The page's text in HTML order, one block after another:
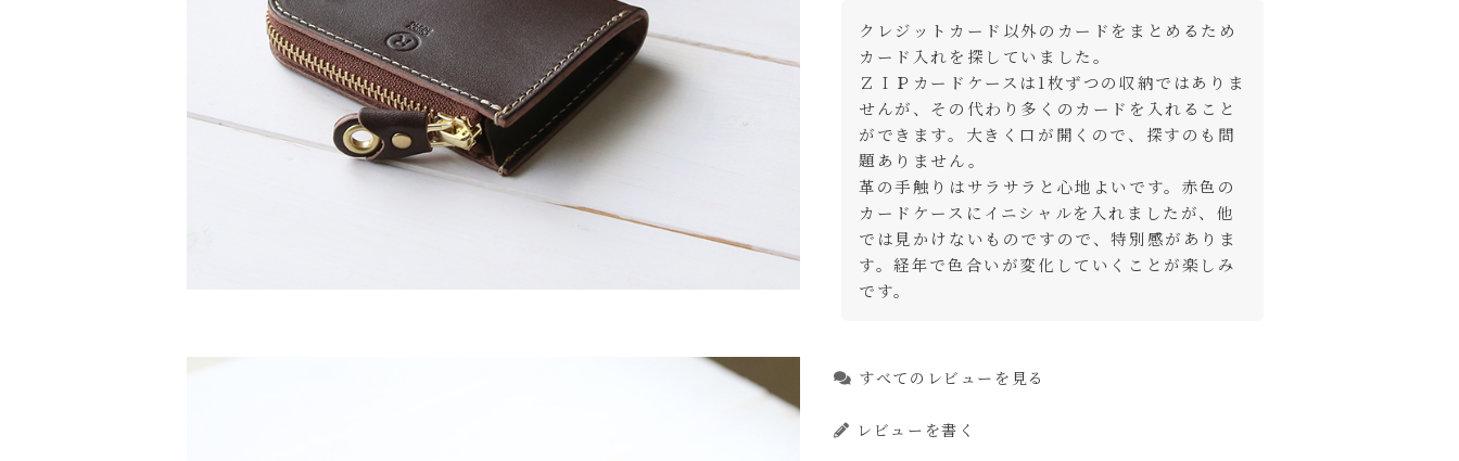
キャメル
残りわずか
カートに入れる
チョコ
残りわずか
カートに入れる
レッド
残りわずか
カートに入れる
カートに入れる
クレジットカード以外のカードをまとめるため
カード入れを探していました。
ＺＩＰカードケースは1枚ずつの収納ではありま
せんが、その代わり多くのカードを入れること
ができます。大きく口が開くので、探すのも問
題ありません。
革の手触りはサラサラと心地よいです。赤色の
カードケースにイニシャルを入れましたが、他
では見かけないものですので、特別感がありま
す。経年で色合いが変化していくことが楽しみ
です。
すべてのレビューを見る
レビューを書く